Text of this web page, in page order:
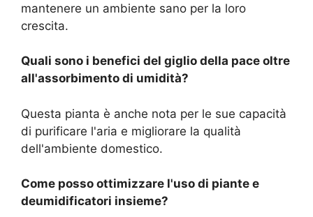
mantenere un ambiente sano per la loro
crescita.
Quali sono i benefici del giglio della pace oltre
all'assorbimento di umidità?
Questa pianta è anche nota per le sue capacità
di purificare l'aria e migliorare la qualità
dell'ambiente domestico.
Come posso ottimizzare l'uso di piante e
deumidificatori insieme?